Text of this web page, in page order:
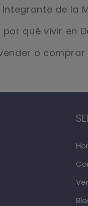
de la
por qué vivir en
o